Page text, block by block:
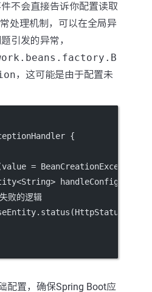
不会直接告诉你配置读取
处理机制，可以在全局异
引发的异常，
，这可能是由于配置未
{
value =
String>
败的逻辑
status
配置，确保Spring Boot应